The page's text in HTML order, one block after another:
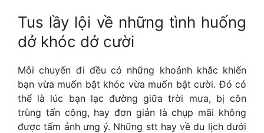
Tus lầy lội về những tình huống
dở khóc dở cười
Mỗi chuyến đi đều có những khoảnh khắc khiến
bạn vừa muốn bật khóc vừa muốn bật cười. Đó có
thể là lúc bạn lạc đường giữa trời mưa, bị côn
trùng tấn công, hay đơn giản là chụp mãi không
được tấm ảnh ưng ý. Những stt hay về du lịchdưới